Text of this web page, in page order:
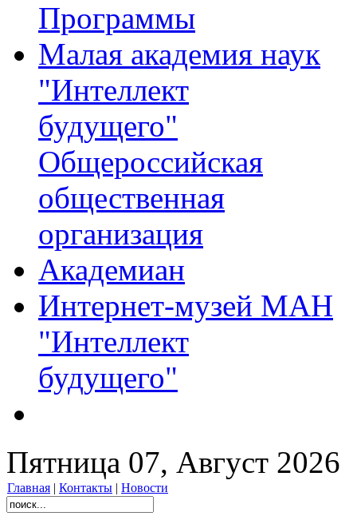
Программы
Малая академия наук
"Интеллект
будущего"
Общероссийская
общественная
организация
Академиан
Интернет-музей МАН
"Интеллект
будущего"
Пятница 07, Август 2026
Главная | Контакты | Новости